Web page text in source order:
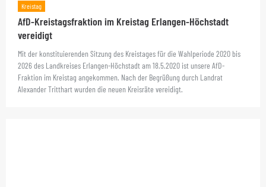
Kreistag
AfD-Kreistagsfraktion im Kreistag Erlangen-Höchstadt
vereidigt
Mit der konstituierenden Sitzung des Kreistages für die Wahlperiode 2020 bis
2026 des Landkreises Erlangen-Höchstadt am 18.5.2020 ist unsere AfD-
Fraktion im Kreistag angekommen. Nach der Begrüßung durch Landrat
Alexander Tritthart wurden die neuen Kreisräte vereidigt.